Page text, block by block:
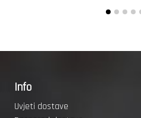
Info
Uvjeti dostave